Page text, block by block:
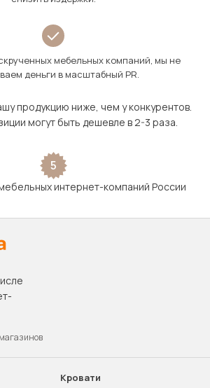
мебельных компаний, мы не
деньги в масштабный PR.
продукцию ниже, чем у конкурентов.
могут быть дешевле в 2-3 раза.
5
интернет-компаний России
Кровати